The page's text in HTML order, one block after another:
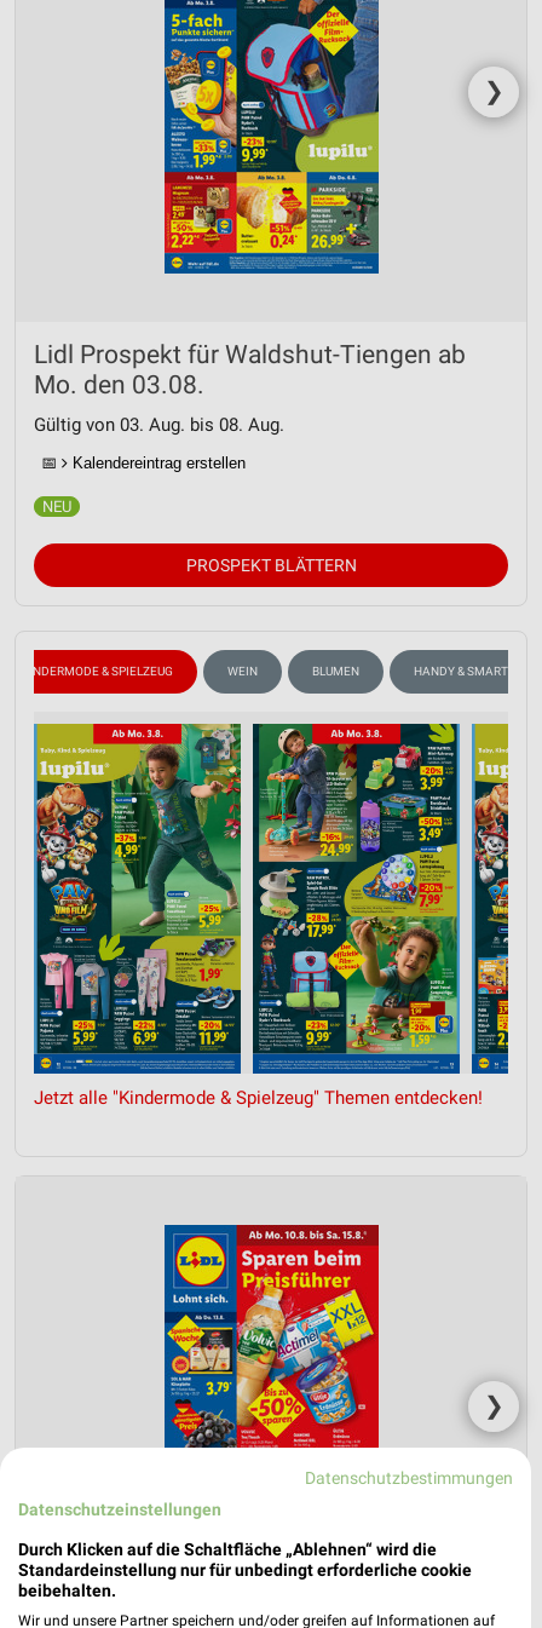
❯
Lidl Prospekt für Waldshut-Tiengen ab
Mo. den 03.08.
Gültig von 03. Aug. bis 08. Aug.
📅 Kalendereintrag erstellen
PROSPEKT BLÄTTERN
KINDERMODE & SPIELZEUG WEIN BLUMEN HANDY &
Jetzt alle "Kindermode & Spielzeug" Themen entdecken!
❯
Datenschutzbestimmungen
Datenschutzeinstellungen
Durch Klicken auf die Schaltfläche „Ablehnen“ wird die
Standardeinstellung nur für unbedingt erforderliche cookie
beibehalten.
Wir und unsere Partner speichern und/oder greifen auf Informationen auf